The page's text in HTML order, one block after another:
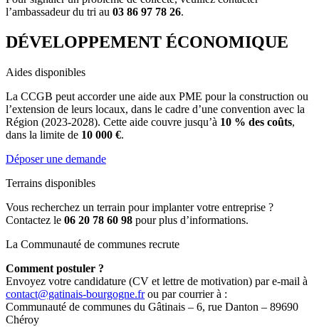
l’ambassadeur du tri au 03 86 97 78 26.
DÉVELOPPEMENT ÉCONOMIQUE
Aides disponibles
La CCGB peut accorder une aide aux PME pour la construction ou
l’extension de leurs locaux, dans le cadre d’une convention avec la
Région (2023-2028). Cette aide couvre jusqu’à 10 % des coûts,
dans la limite de 10 000 €.
Déposer une demande
Terrains disponibles
Vous recherchez un terrain pour implanter votre entreprise ?
Contactez le 06 20 78 60 98 pour plus d’informations.
La Communauté de communes recrute
Comment postuler ?
Envoyez votre candidature (CV et lettre de motivation) par e-mail à
contact@gatinais-bourgogne.frou par courrier à :
Communauté de communes du Gâtinais – 6, rue Danton – 89690
Chéroy